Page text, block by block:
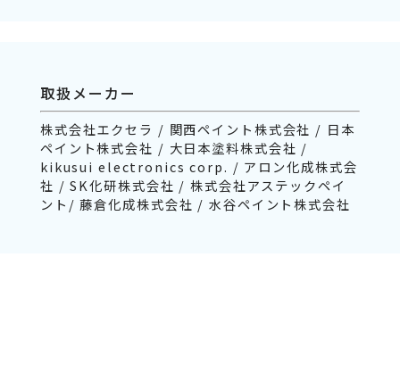
取扱メーカー
株式会社エクセラ / 関西ペイント株式会社 / 日本
ペイント株式会社 / 大日本塗料株式会社 /
kikusui electronics corp. / アロン化成株式会
社 / SK化研株式会社 / 株式会社アステックペイ
ント/ 藤倉化成株式会社 / 水谷ペイント株式会社